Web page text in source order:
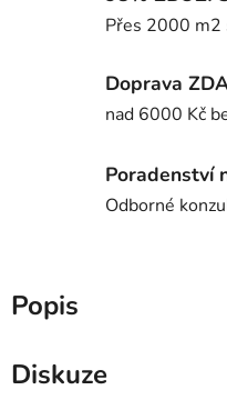
Přes 2000 m2
Doprava
nad 6000 Kč
Poradenství
Odborné
Popis
Diskuze